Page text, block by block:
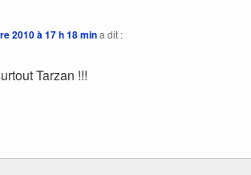
2010 à 17 h 18 mina dit :
Tarzan !!!